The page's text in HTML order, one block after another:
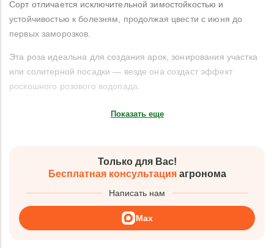
Сорт отличается исключительной зимостойкостью и
устойчивостью к болезням, продолжая цвести с июня до
первых заморозков.
Эта роза идеальна для создания арок, зонирования участка
или солитерной посадки — везде она создаст эффект
роскошного розового водопада.
Показать еще
Только для Вас!
Бесплатная консультацияагронома
Написать нам
Max